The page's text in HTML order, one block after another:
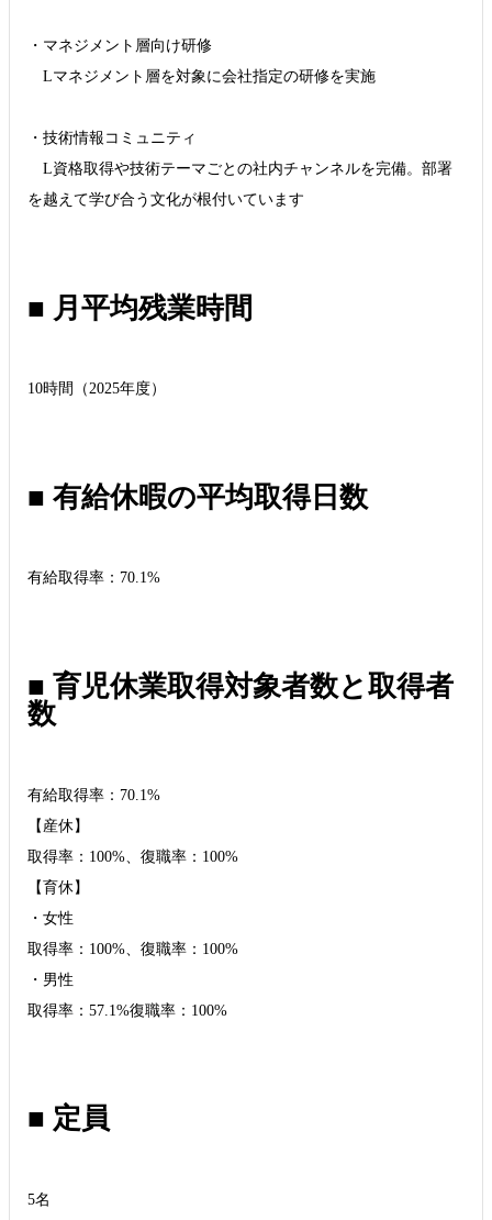
・マネジメント層向け研修
Lマネジメント層を対象に会社指定の研修を実施
・技術情報コミュニティ
L資格取得や技術テーマごとの社内チャンネルを完備。部署
を越えて学び合う文化が根付いています
■ 月平均残業時間
10時間（2025年度）
■ 有給休暇の平均取得日数
有給取得率：70.1%
■ 育児休業取得対象者数と取得者
数
有給取得率：70.1%
【産休】
取得率：100%、復職率：100%
【育休】
・女性
取得率：100%、復職率：100%
・男性
取得率：57.1%復職率：100%
■ 定員
5名